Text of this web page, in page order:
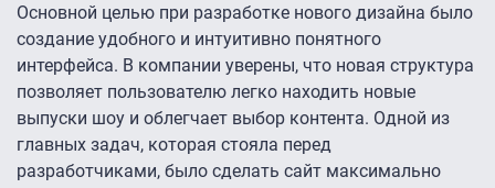
Основной целью при разработке нового дизайна было
создание удобного и интуитивно понятного
интерфейса. В компании уверены, что новая структура
позволяет пользователю легко находить новые
выпуски шоу и облегчает выбор контента. Одной из
главных задач, которая стояла перед
разработчиками, было сделать сайт максимально